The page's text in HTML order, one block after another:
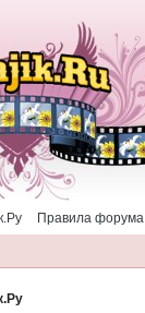
Правила форума